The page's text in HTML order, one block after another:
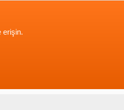
erişin.